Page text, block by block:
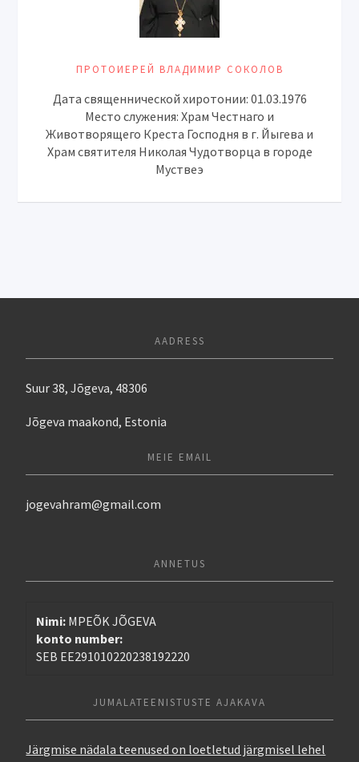
ПРОТОИЕРЕЙ ВЛАДИМИР СОКОЛОВ
Дата священнической хиротонии: 01.03.1976
Место служения: Храм Честнаго и
Животворящего Креста Господня в г. Йыгева и
Храм святителя Николая Чудотворца в городе
Муствеэ
AADRESS
Suur 38, Jõgeva, 48306
Jõgeva maakond, Estonia
MEIE EMAIL
jogevahram@gmail.com
ANNETUS
Nimi:
SEB EE291010220238192220
JUMALATEENISTUSTE AJAKAVA
Järgmise nädala teenused on loetletud järgmisel lehel